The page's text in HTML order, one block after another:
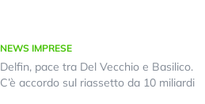
NEWS IMPRESE
Delfin, pace tra Del Vecchio e Basilico.
C’è accordo sul riassetto da 10 miliardi